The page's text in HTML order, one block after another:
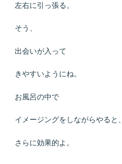
左右に引っ張る。
そう、
出会いが入って
きやすいようにね。
お風呂の中で
イメージングをしながらやると、
さらに効果的よ。